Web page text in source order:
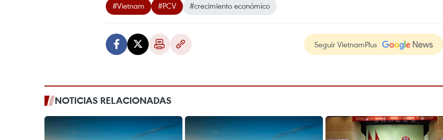
#Vietnam #PCV #crecimiento económico
Seguir VietnamPlus
NOTICIAS RELACIONADAS